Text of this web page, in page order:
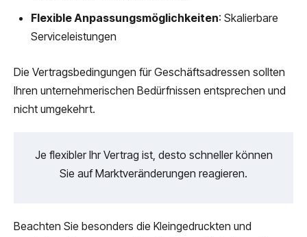
Flexible Anpassungsmöglichkeiten: Skalierbare
Serviceleistungen
Die Vertragsbedingungen für Geschäftsadressen sollten
Ihren unternehmerischen Bedürfnissen entsprechen und
nicht umgekehrt.
Je flexibler Ihr Vertrag ist, desto schneller können
Sie auf Marktveränderungen reagieren.
Beachten Sie besonders die Kleingedruckten und